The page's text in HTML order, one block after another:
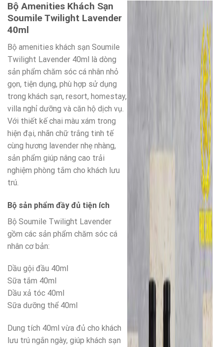
Bộ Amenities Khách Sạn
Soumile Twilight Lavender
40ml
Bộ amenities khách sạn Soumile
Twilight Lavender 40ml là dòng
sản phẩm chăm sóc cá nhân nhỏ
gọn, tiện dụng, phù hợp sử dụng
trong khách sạn, resort, homestay,
villa nghỉ dưỡng và căn hộ dịch vụ.
Với thiết kế chai màu xám trong
hiện đại, nhãn chữ trắng tinh tế
cùng hương lavender nhẹ nhàng,
sản phẩm giúp nâng cao trải
nghiệm phòng tắm cho khách lưu
trú.
Bộ sản phẩm đầy đủ tiện ích
Bộ Soumile Twilight Lavender
gồm các sản phẩm chăm sóc cá
nhân cơ bản:
Dầu gội đầu 40ml
Sữa tắm 40ml
Dầu xả tóc 40ml
Sữa dưỡng thể 40ml
Dung tích 40ml vừa đủ cho khách
lưu trú ngắn ngày, giúp khách sạn